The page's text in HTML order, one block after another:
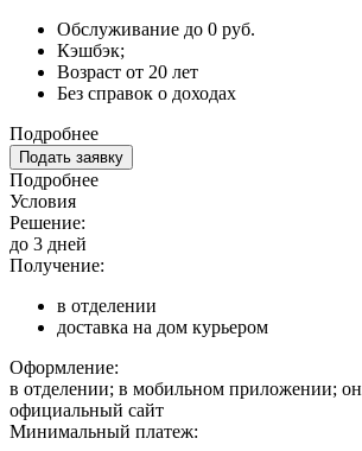
Обслуживание до 0 руб.
Кэшбэк;
Возраст от 20 лет
Без справок о доходах
Подробнее
Подать заявку
Подробнее
Условия
Решение:
до 3 дней
Получение:
в отделении
доставка на дом курьером
Оформление:
в отделении; в мобильном приложении;
официальный сайт
Минимальный платеж: